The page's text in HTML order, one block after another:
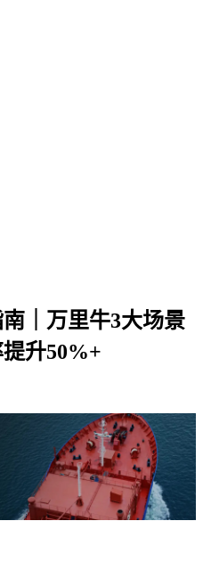
｜万里牛3大场景
升50%+